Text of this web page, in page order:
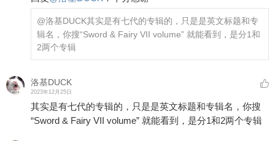
@洛基DUCK其实是有七代的专辑的，只是是英文标题和专
辑名，你搜“Sword & Fairy VII volume” 就能看到，是分1和
2两个专辑
洛基DUCK
2023年12月25日
其实是有七代的专辑的，只是是英文标题和专辑名，你搜
“Sword & Fairy VII volume” 就能看到，是分1和2两个专辑